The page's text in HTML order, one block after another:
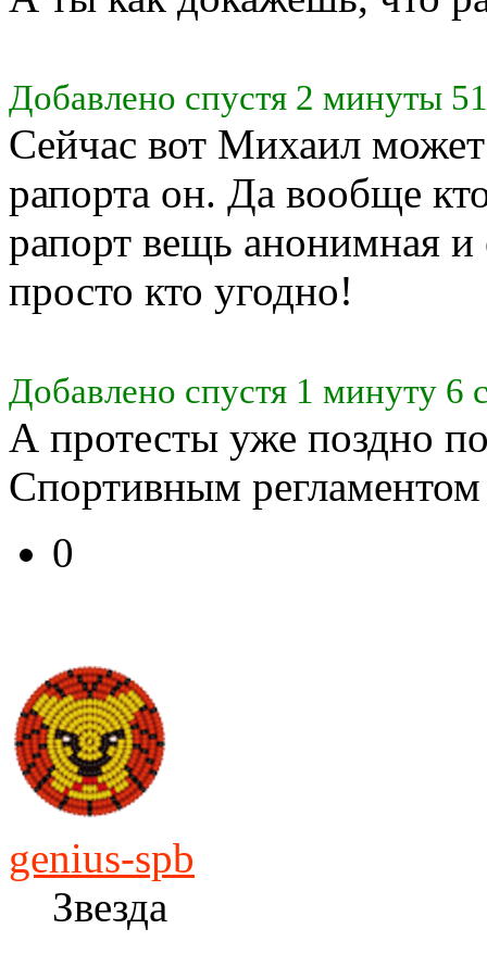
Добавлено спустя 2 минуты
Сейчас вот Михаил может
рапорта он. Да вообще
рапорт вещь анонимная и
просто кто угодно!
Добавлено спустя 1 минуту 6
А протесты уже поздно
Спортивным
0
genius-spb
Звезда